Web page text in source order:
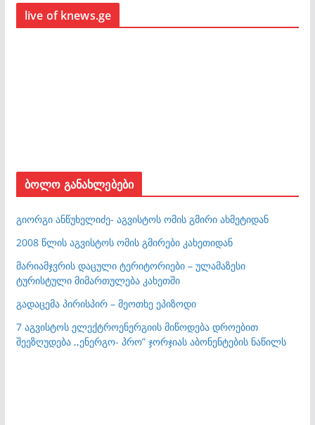
live of knews.ge
ბოლო განახლებები
გიორგი ანწუხელიძე- აგვისტოს ომის გმირი ახმეტიდან
2008 წლის აგვისტოს ომის გმირები კახეთიდან
მარიამჯვრის დაცული ტერიტორიები – ულამაზესი
ტურისტული მიმართულება კახეთში
გადაცემა პირისპირ – მეოთხე ეპიზოდი
7 აგვისტოს ელექტროენერგიის მიწოდება დროებით
შეეზღუდება ,,ენერგო- პრო” ჯორჯიას აბონენტების ნაწილს